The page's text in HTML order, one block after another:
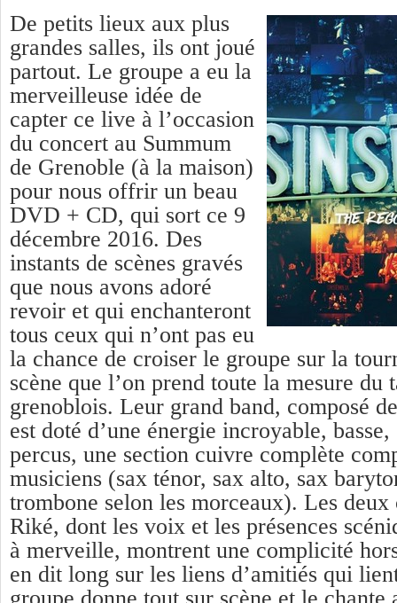
De petits lieux aux plus
grandes salles, ils ont joué
partout. Le groupe a eu la
merveilleuse idée de
capter ce live à l’occasion
du concert au Summum
de Grenoble (à la maison)
pour nous offrir un beau
DVD + CD, qui sort ce 9
décembre 2016. Des
instants de scènes gravés
que nous avons adoré
revoir et qui enchanteront
tous ceux qui n’ont pas eu
la chance de croiser le groupe sur la
scène que l’on prend toute la mesure du
grenoblois. Leur grand band, composé
est doté d’une énergie incroyable,
percus, une section cuivre complète
musiciens (sax ténor, sax alto, sax
trombone selon les morceaux). Les
Riké, dont les voix et les présences
à merveille, montrent une complicité
en dit long sur les liens d’amitiés qui